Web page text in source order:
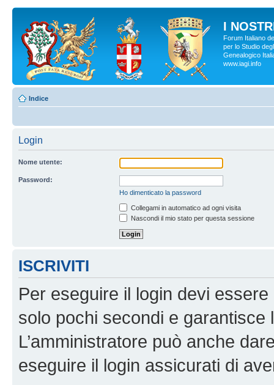
I
Forum Italiano
per lo Studio
Genealogico
www.iagi.info
Indice
Login
Nome utente:
Password:
Ho dimenticato la password
Collegami in automatico ad ogni visita
Nascondi il mio stato per questa sessione
ISCRIVITI
Per eseguire il login devi
solo pochi secondi e garantisce
L’amministratore può anche
eseguire il login assicurati di